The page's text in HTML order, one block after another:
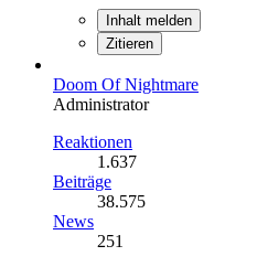
Inhalt melden
Zitieren
Doom Of Nightmare
Administrator
Reaktionen
1.637
Beiträge
38.575
News
251